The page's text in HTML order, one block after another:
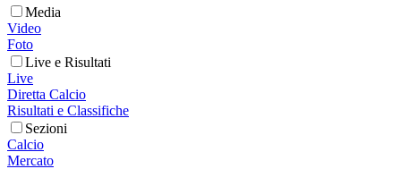
Media
Video
Foto
Live e Risultati
Live
Diretta Calcio
Risultati e Classifiche
Sezioni
Calcio
Mercato